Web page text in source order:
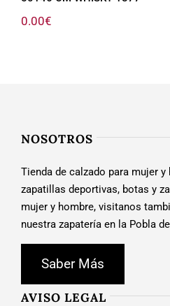
0.00€
NOSOTROS
Tienda de calzado para mujer y
zapatillas deportivas, botas y
mujer y hombre, visitanos
nuestra zapatería en la Pobla
Saber Más
AVISO LEGAL